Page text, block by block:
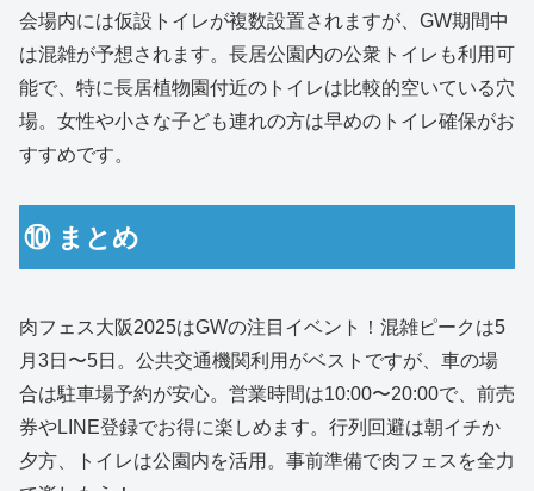
会場内には仮設トイレが複数設置されますが、GW期間中
は混雑が予想されます。長居公園内の公衆トイレも利用可
能で、特に長居植物園付近のトイレは比較的空いている穴
場。女性や小さな子ども連れの方は早めのトイレ確保がお
すすめです。
⑩ まとめ
肉フェス大阪2025はGWの注目イベント！混雑ピークは5
月3日〜5日。公共交通機関利用がベストですが、車の場
合は駐車場予約が安心。営業時間は10:00〜20:00で、前売
券やLINE登録でお得に楽しめます。行列回避は朝イチか
夕方、トイレは公園内を活用。事前準備で肉フェスを全力